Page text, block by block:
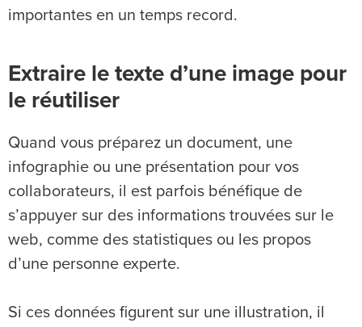
importantes en un temps record.
Extraire le texte d’une image pour
le réutiliser
Quand vous préparez un document, une
infographie ou une présentation pour vos
collaborateurs, il est parfois bénéfique de
s’appuyer sur des informations trouvées sur le
web, comme des statistiques ou les propos
d’une personne experte.
Si ces données figurent sur une illustration, il